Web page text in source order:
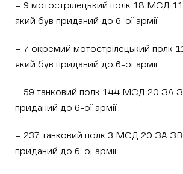
– 9 мотострілецький полк 18 МСД
який був приданий до 6-ої армії
– 7 окремий мотострілецький полк
який був приданий до 6-ої армії
– 59 танковий полк 144 МСД 20 ЗА
приданий до 6-ої армії
– 237 танковий полк 3 МСД 20 ЗА
приданий до 6-ої армії